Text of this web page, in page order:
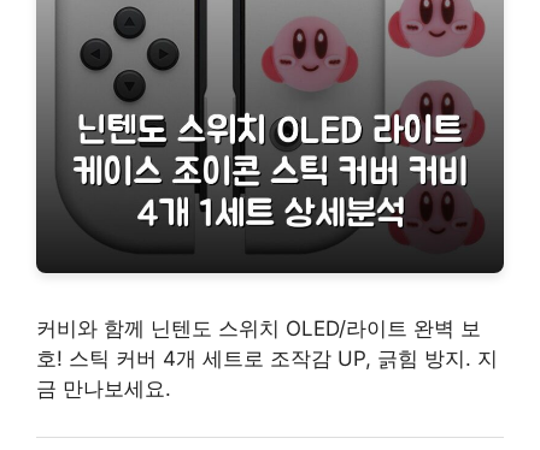
커비와 함께 닌텐도 스위치 OLED/라이트 완벽 보
호! 스틱 커버 4개 세트로 조작감 UP, 긁힘 방지. 지
금 만나보세요.